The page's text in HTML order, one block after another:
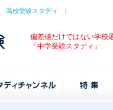
高校受験スタディ
偏差値だけではない学校
「中学受験スタディ」